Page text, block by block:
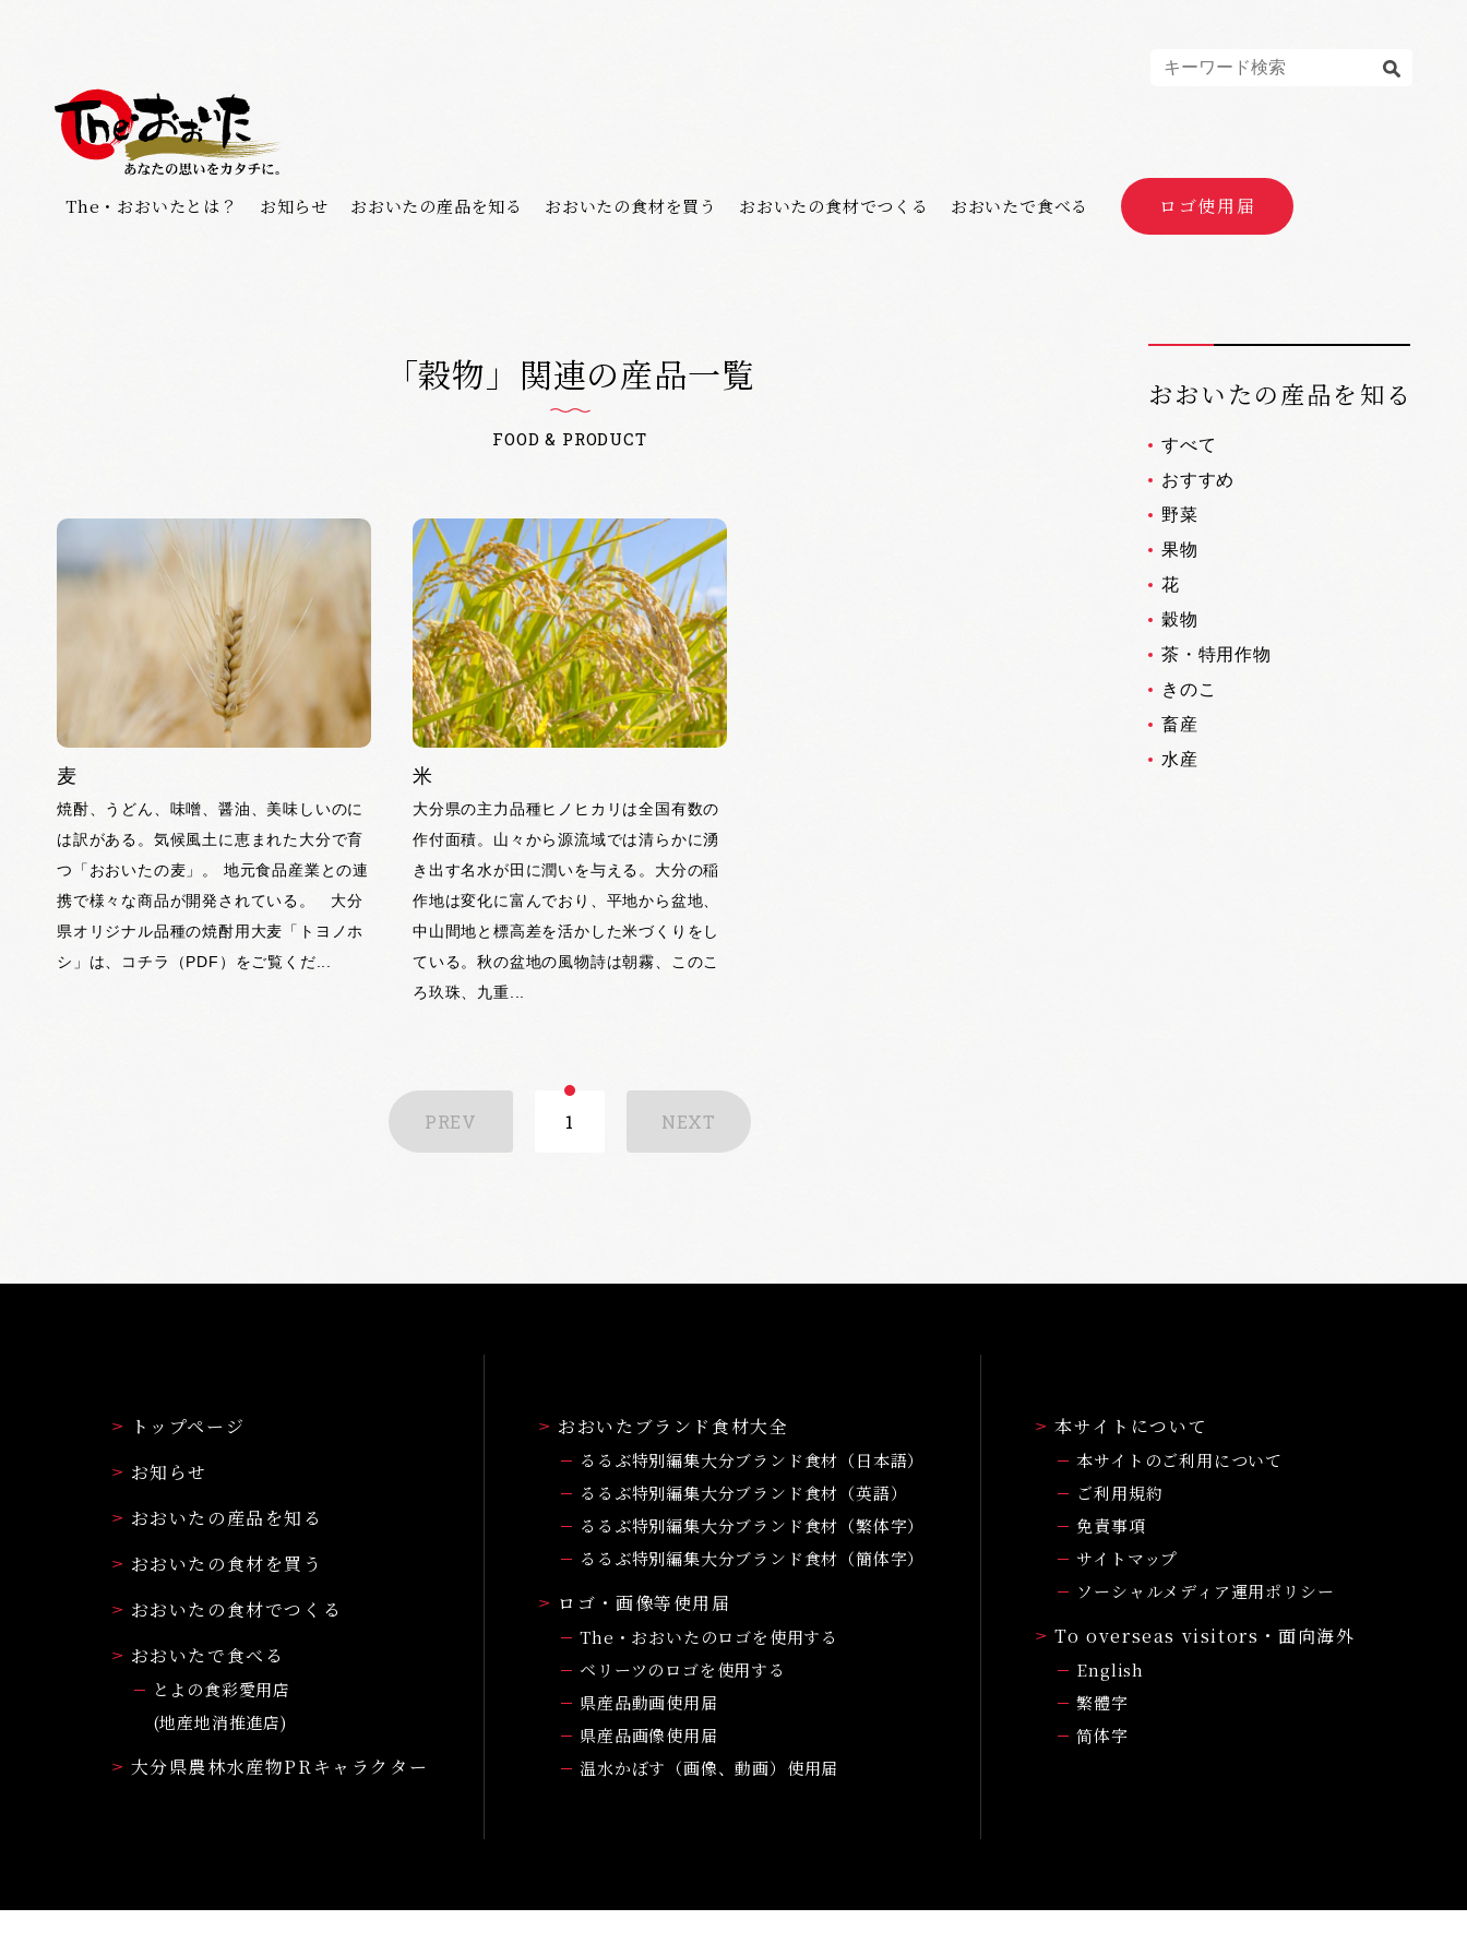
The・おおいたとは？ お知らせ おおいたの産品を知る おおいたの食材を買う おおいたの食材でつくる おおいたで食べる ロゴ使用届
「穀物」関連の産品一覧
FOOD & PRODUCT
麦
焼酎、うどん、味噌、醤油、美味しいのに
は訳がある。気候風土に恵まれた大分で育
つ「おおいたの麦」。 地元食品産業との連
携で様々な商品が開発されている。 大分
県オリジナル品種の焼酎用大麦「トヨノホ
シ」は、コチラ（PDF）をご覧くだ...
米
大分県の主力品種ヒノヒカリは全国有数の
作付面積。山々から源流域では清らかに湧
き出す名水が田に潤いを与える。大分の稲
作地は変化に富んでおり、平地から盆地、
中山間地と標高差を活かした米づくりをし
ている。秋の盆地の風物詩は朝霧、このこ
ろ玖珠、九重...
PREV 1 NEXT
おおいたの産品を知る
すべて
おすすめ
野菜
果物
花
穀物
茶・特用作物
きのこ
畜産
水産
トップページ
お知らせ
おおいたの産品を知る
おおいたの食材を買う
おおいたの食材でつくる
おおいたで食べる
とよの食彩愛用店
(地産地消推進店)
大分県農林水産物PRキャラクター
おおいたブランド食材大全
るるぶ特別編集大分ブランド食材（日本語）
るるぶ特別編集大分ブランド食材（英語）
るるぶ特別編集大分ブランド食材（繁体字）
るるぶ特別編集大分ブランド食材（簡体字）
ロゴ・画像等使用届
The・おおいたのロゴを使用する
ベリーツのロゴを使用する
県産品動画使用届
県産品画像使用届
温水かぼす（画像、動画）使用届
本サイトについて
本サイトのご利用について
ご利用規約
免責事項
サイトマップ
ソーシャルメディア運用ポリシー
To overseas visitors・面向海外
English
繁體字
简体字